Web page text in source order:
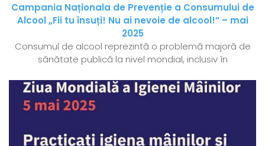
Campania Naționala de Prevenție a Consumului de
Alcool „Fii tu însuți! Nu ai nevoie de alcool!” – mai
2025
Consumul de alcool reprezintă o problemă majoră de
sănătate publică la nivel mondial, inclusiv în